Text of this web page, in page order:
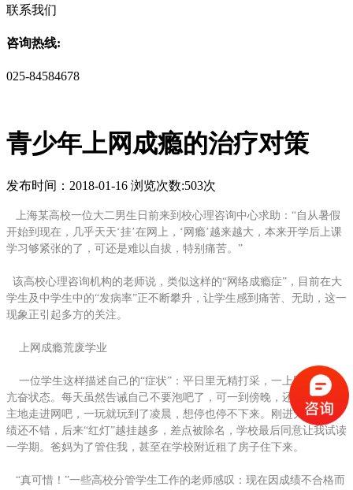
联系我们
咨询热线:
025-84584678
青少年上网成瘾的治疗对策
发布时间：2018-01-16 浏览次数:503次
上海某高校一位大二男生日前来到校心理咨询中心求助：“自从暑假
开始到现在，几乎天天‘挂’在网上，‘网瘾’越来越大，本来开学后上课
学习够紧张的了，可还是难以自拔，特别痛苦。”
该高校心理咨询机构的老师说，类似这样的“网络成瘾症”，目前在大
学生及中学生中的“发病率”正不断攀升，让学生感到痛苦、无助，这一
现象正引起多方的关注。
上网成瘾荒废学业
一位学生这样描述自己的“症状”：平日里无精打采，一上网就处于
亢奋状态。每天虽然告诫自己不要泡吧了，可一到傍晚，还是不由自
主地走进网吧，一玩就玩到了凌晨，想停也停不下来。刚进大学时成
绩还不错，后来“红灯”越挂越多，差点被除名，学校最后同意让我试读
一学期。爸妈为了管住我，甚至在学校附近租了房子住下来。
“真可惜！”一些高校分管学生工作的老师感叹：现在因成绩不合格而